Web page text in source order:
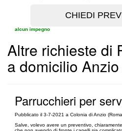
alcun impegno
Altre richieste di
a domicilio
Parrucchieri per
Pubblicato il 3-7-2021 a Colonia di Anzio
Salve, volevo avere un preventivo,